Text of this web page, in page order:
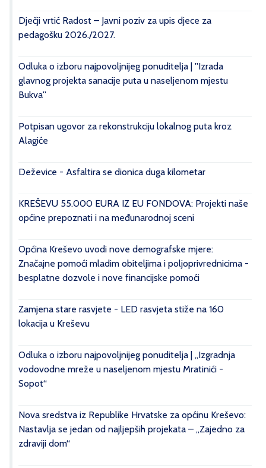
Dječji vrtić Radost – Javni poziv za upis djece za
pedagošku 2026./2027.
Odluka o izboru najpovoljnijeg ponuditelja | ''Izrada
glavnog projekta sanacije puta u naseljenom mjestu
Bukva''
Potpisan ugovor za rekonstrukciju lokalnog puta kroz
Alagiće
Deževice - Asfaltira se dionica duga kilometar
KREŠEVU 55.000 EURA IZ EU FONDOVA: Projekti naše
općine prepoznati i na međunarodnoj sceni
Općina Kreševo uvodi nove demografske mjere:
Značajne pomoći mladim obiteljima i poljoprivrednicima -
besplatne dozvole i nove financijske pomoći
Zamjena stare rasvjete - LED rasvjeta stiže na 160
lokacija u Kreševu
Odluka o izboru najpovoljnijeg ponuditelja | „Izgradnja
vodovodne mreže u naseljenom mjestu Mratinići -
Sopot“
Nova sredstva iz Republike Hrvatske za općinu Kreševo:
Nastavlja se jedan od najljepših projekata – „Zajedno za
zdraviji dom“